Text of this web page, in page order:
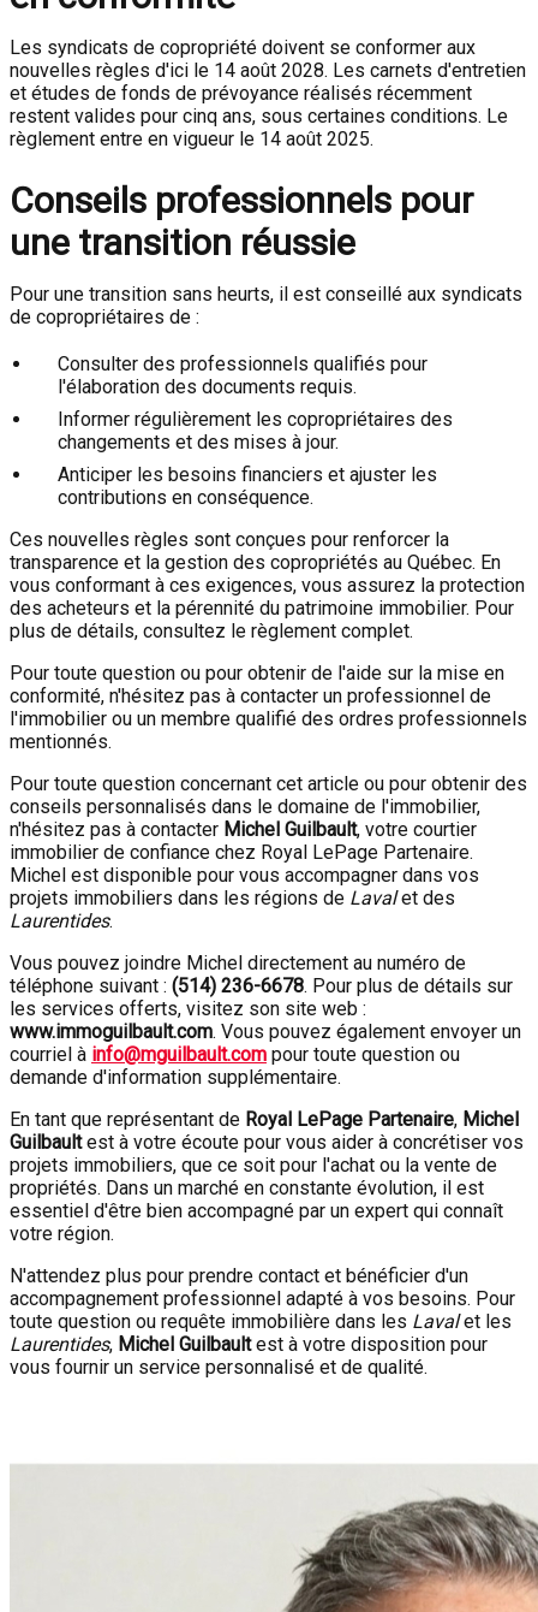
Les syndicats de copropriété doivent se conformer aux
nouvelles règles d'ici le 14 août 2028. Les carnets d'entretien
et études de fonds de prévoyance réalisés récemment
restent valides pour cinq ans, sous certaines conditions. Le
règlement entre en vigueur le 14 août 2025.
Conseils professionnels pour
une transition réussie
Pour une transition sans heurts, il est conseillé aux syndicats
de copropriétaires de :
Consulter des professionnels qualifiés pour
l'élaboration des documents requis.
Informer régulièrement les copropriétaires des
changements et des mises à jour.
Anticiper les besoins financiers et ajuster les
contributions en conséquence.
Ces nouvelles règles sont conçues pour renforcer la
transparence et la gestion des copropriétés au Québec. En
vous conformant à ces exigences, vous assurez la protection
des acheteurs et la pérennité du patrimoine immobilier. Pour
plus de détails, consultez le règlement complet.
Pour toute question ou pour obtenir de l'aide sur la mise en
conformité, n'hésitez pas à contacter un professionnel de
l'immobilier ou un membre qualifié des ordres professionnels
mentionnés.
Pour toute question concernant cet article ou pour obtenir des
conseils personnalisés dans le domaine de l'immobilier,
n'hésitez pas à contacter Michel Guilbault, votre courtier
immobilier de confiance chez Royal LePage Partenaire.
Michel est disponible pour vous accompagner dans vos
projets immobiliers dans les régions de Lavalet des
Laurentides.
Vous pouvez joindre Michel directement au numéro de
téléphone suivant : (514) 236-6678. Pour plus de détails sur
les services offerts, visitez son site web :
www.immoguilbault.com. Vous pouvez également envoyer un
courriel à info@mguilbault.com pour toute question ou
demande d'information supplémentaire.
En tant que représentant de Royal LePage Partenaire, Michel
Guilbaultest à votre écoute pour vous aider à concrétiser vos
projets immobiliers, que ce soit pour l'achat ou la vente de
propriétés. Dans un marché en constante évolution, il est
essentiel d'être bien accompagné par un expert qui connaît
votre région.
N'attendez plus pour prendre contact et bénéficier d'un
accompagnement professionnel adapté à vos besoins. Pour
toute question ou requête immobilière dans les Lavalet les
Laurentides, Michel Guilbaultest à votre disposition pour
vous fournir un service personnalisé et de qualité.